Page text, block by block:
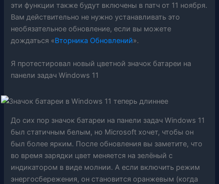
эти функции также будут включены в патч от 11 ноября.
Вам действительно не нужно устанавливать это
необязательное обновление, если вы можете
дождаться «Вторника Обновлений».
Я протестировал новый цветной значок батареи на
панели задач Windows 11
До сих пор значок батареи на панели задач Windows 11
был статичным белым, но Microsoft хочет, чтобы он
был более ярким. После обновления вы заметите, что
во время зарядки цвет меняется на зелёный с
индикатором в виде молнии. А если включить режим
энергосбережения, он становится оранжевым (когда